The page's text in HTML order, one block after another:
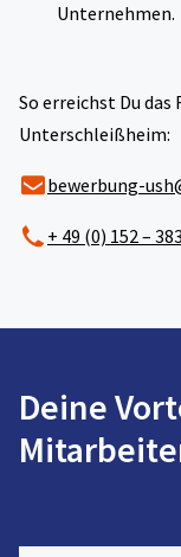
Unternehmen.
So erreichst Du
Unterschleißheim:
bewerbung-
+ 49 (0) 152 –
Deine